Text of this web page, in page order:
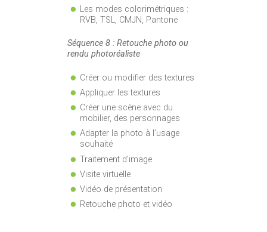
Les modes colorimétriques :
RVB, TSL, CMJN, Pantone
Séquence 8 : Retouche photo ou
rendu photoréaliste
Créer ou modifier des textures
Appliquer les textures
Créer une scène avec du
mobilier, des personnages
Adapter la photo à l’usage
souhaité
Traitement d’image
Visite virtuelle
Vidéo de présentation
Retouche photo et vidéo